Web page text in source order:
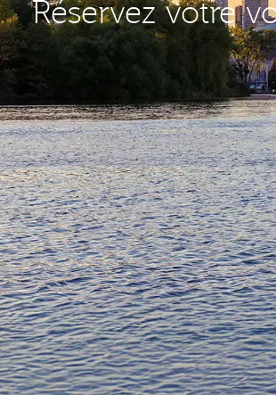
Réservez votre